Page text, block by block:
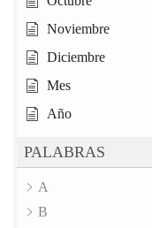
Noviembre
Diciembre
Mes
Año
PALABRAS
A
B